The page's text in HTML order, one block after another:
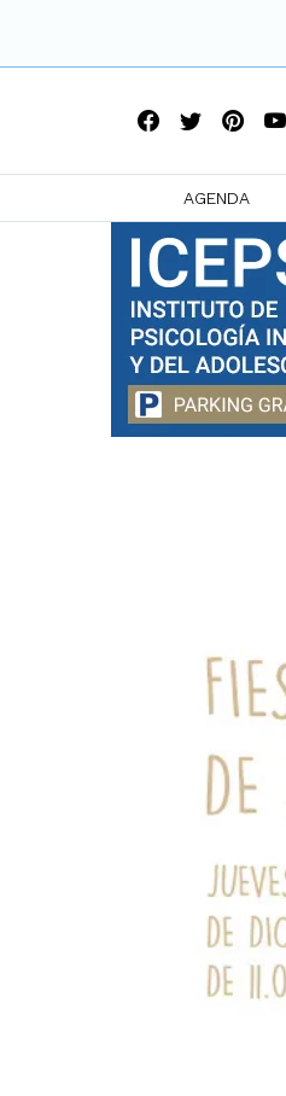
AGENDA